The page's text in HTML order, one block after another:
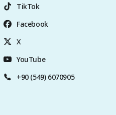
TikTok
Facebook
X
YouTube
+90 (549) 6070905